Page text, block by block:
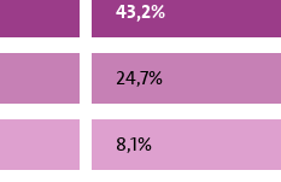
43,2%
24,7%
8,1%